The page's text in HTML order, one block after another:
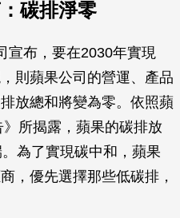
碳排淨零
宣布，要在2030年實現
則蘋果公司的營運、產品
放總和將變為零。依照蘋
所揭露，蘋果的碳排放
為了實現碳中和，蘋果
，優先選擇那些低碳排，